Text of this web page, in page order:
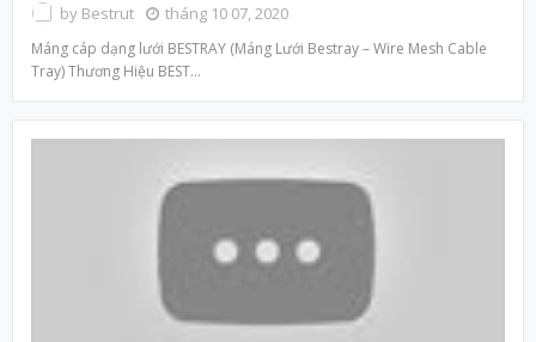
by Bestrut tháng 10 07, 2020
Máng cáp dạng lưới BESTRAY (Máng Lưới Bestray – Wire Mesh Cable
Tray) Thương Hiệu BEST…